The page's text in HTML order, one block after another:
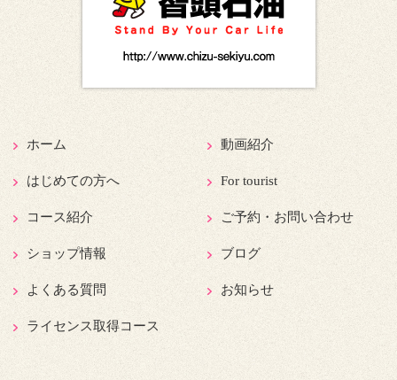
ホーム
はじめての方へ
コース紹介
ショップ情報
よくある質問
ライセンス取得コース
動画紹介
For tourist
ご予約・お問い合わせ
ブログ
お知らせ